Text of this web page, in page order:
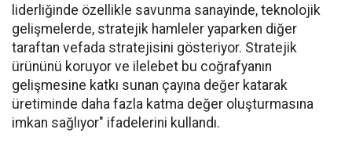
liderliğinde özellikle savunma sanayinde, teknolojik
gelişmelerde, stratejik hamleler yaparken diğer
taraftan vefada stratejisini gösteriyor. Stratejik
ürününü koruyor ve ilelebet bu coğrafyanın
gelişmesine katkı sunan çayına değer katarak
üretiminde daha fazla katma değer oluşturmasına
imkan sağlıyor" ifadelerini kullandı.